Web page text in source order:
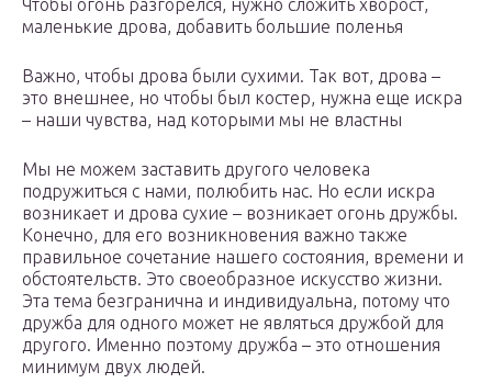
Чтобы огонь разгорелся, нужно сложить хворост,
маленькие дрова, добавить большие поленья
Важно, чтобы дрова были сухими. Так вот, дрова –
это внешнее, но чтобы был костер, нужна еще искра
– наши чувства, над которыми мы не властны
Мы не можем заставить другого человека
подружиться с нами, полюбить нас. Но если искра
возникает и дрова сухие – возникает огонь дружбы.
Конечно, для его возникновения важно также
правильное сочетание нашего состояния, времени и
обстоятельств. Это своеобразное искусство жизни.
Эта тема безгранична и индивидуальна, потому что
дружба для одного может не являться дружбой для
другого. Именно поэтому дружба – это отношения
минимум двух людей.